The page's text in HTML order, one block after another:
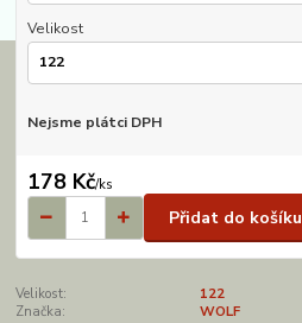
Velikost
Nejsme plátci DPH
178 Kč/ks
Přidat do košíku
Velikost:
122
Značka:
WOLF